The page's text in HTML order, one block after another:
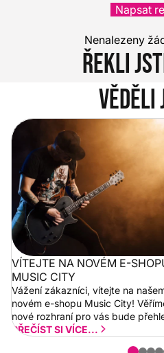
Napsat
Nenalezeny
Řekli
Vítejte na novém e-shopu
City
VÍTEJTE NA NOVÉM E-
MUSIC CITY
Vážení zákazníci, vítejte na
novém e-shopu Music City!
nové rozhraní pro vás bude
a rychlejší. Postupně budeme
PŘEČÍST SI VÍCE...